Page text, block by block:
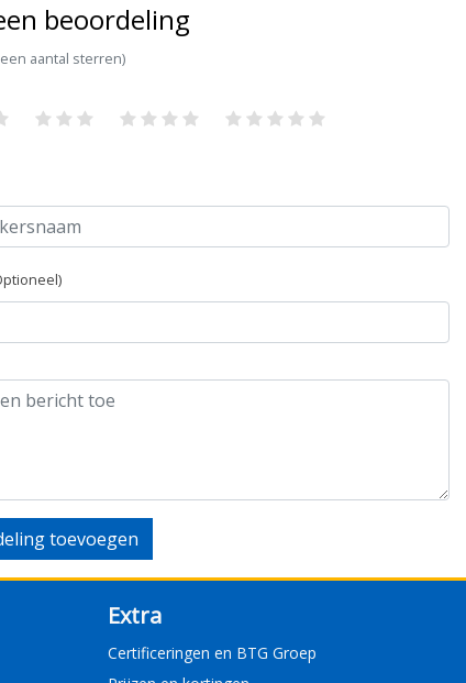
beoordeling
aantal sterren)
toevoegen
Extra
Certificeringen en BTG Groep